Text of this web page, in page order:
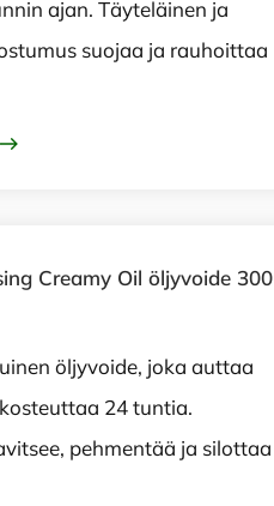
ajan. Täyteläinen ja
suojaa ja rauhoittaa
Creamy Oil öljyvoide 300
öljyvoide, joka auttaa
24 tuntia.
pehmentää ja silottaa